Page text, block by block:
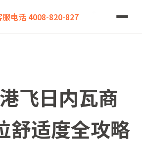
服电话 4008-820-827
内瓦商务舱座位舒适度全攻略
飞日内瓦商
舒适度全攻略